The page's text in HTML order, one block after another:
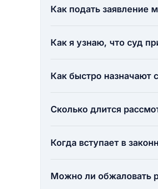
Как подать заявление
Как я узнаю, что суд
Как быстро назначают
Сколько длится
Когда вступает в
Можно ли обжаловать